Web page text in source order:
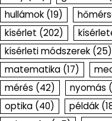
hullámok (19)
kísérlet (202)
kísérleti módszerek (25)
matematika (17)
mérés (42) nyomás
optika (40) példák